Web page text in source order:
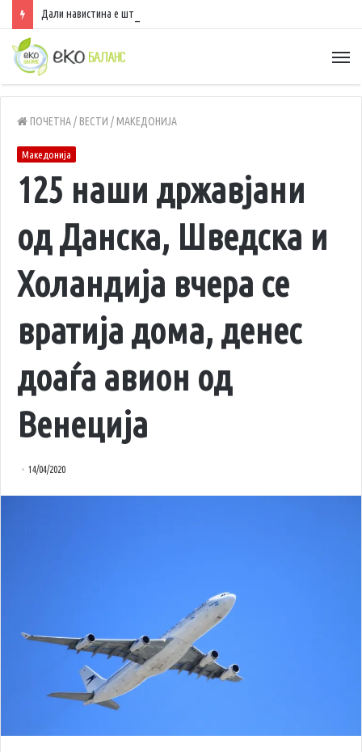
Дали навистина е штетно да спиете со вклучен вентилатор?
ПОЧЕТНА/ ВЕСТИ / МАКЕДОНИЈА
Македонија
125 наши државјани
од Данска, Шведска и
Холандија вчера се
вратија дома, денес
доаѓа авион од
Венеција
14/04/2020